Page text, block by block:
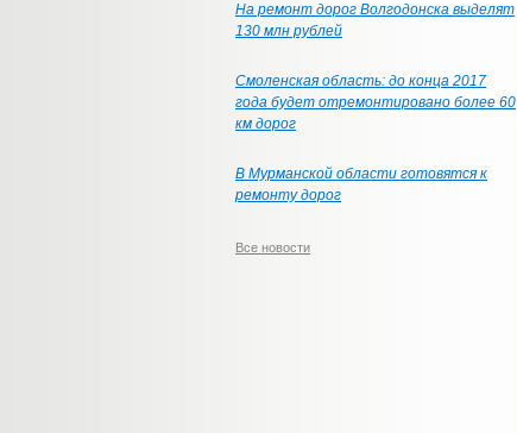
На ремонт дорог Волгодонска выделят
130 млн рублей
Смоленская область: до конца 2017
года будет отремонтировано более 60
км дорог
В Мурманской области готовятся к
ремонту дорог
Все новости